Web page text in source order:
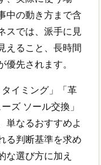
中の動き方まで含
スでは、派手に見
えること、長時間
優先されます。
イミング」「革
ズ ソール交換」
単なるおすすめよ
る判断基準を求め
な選び方に加え